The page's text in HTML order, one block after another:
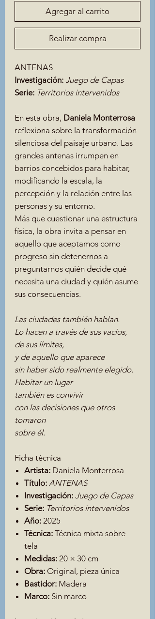
Agregar al carrito
Realizar compra
ANTENAS
Investigación: Juego de Capas
Serie: Territorios intervenidos
En esta obra, Daniela Monterrosa
reflexiona sobre la transformación
silenciosa del paisaje urbano. Las
grandes antenas irrumpen en
barrios concebidos para habitar,
modificando la escala, la
percepción y la relación entre las
personas y su entorno.
Más que cuestionar una estructura
física, la obra invita a pensar en
aquello que aceptamos como
progreso sin detenernos a
preguntarnos quién decide qué
necesita una ciudad y quién asume
sus consecuencias.
Las ciudades también hablan.
Lo hacen a través de sus vacíos,
de sus límites,
y de aquello que aparece
sin haber sido realmente elegido.
Habitar un lugar
también es convivir
con las decisiones que otros
tomaron
sobre él.
Ficha técnica
Artista: Daniela Monterrosa
Título: ANTENAS
Investigación: Juego de Capas
Serie: Territorios intervenidos
Año: 2025
Técnica: Técnica mixta sobre
tela
Medidas: 20 × 30 cm
Obra: Original, pieza única
Bastidor: Madera
Marco: Sin marco